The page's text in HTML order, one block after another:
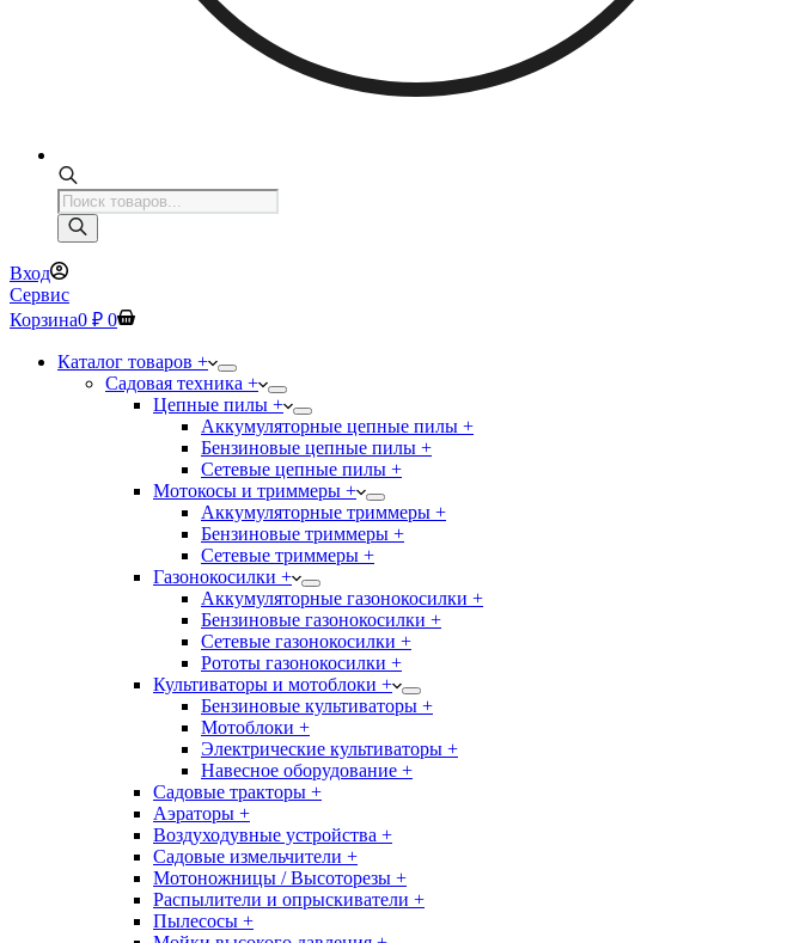
Поиск
товаров
Вход
Сервис
Корзина0 ₽ 0
Каталог товаров +
Садовая техника +
Цепные пилы +
Аккумуляторные цепные пилы +
Бензиновые цепные пилы +
Сетевые цепные пилы +
Мотокосы и триммеры +
Аккумуляторные триммеры +
Бензиновые триммеры +
Сетевые триммеры +
Газонокосилки +
Аккумуляторные газонокосилки +
Бензиновые газонокосилки +
Сетевые газонокосилки +
Рототы газонокосилки +
Культиваторы и мотоблоки +
Бензиновые культиваторы +
Мотоблоки +
Электрические культиваторы +
Навесное оборудование +
Садовые тракторы +
Аэраторы +
Воздуходувные устройства +
Садовые измельчители +
Мотоножницы / Высоторезы +
Распылители и опрыскиватели +
Пылесосы +